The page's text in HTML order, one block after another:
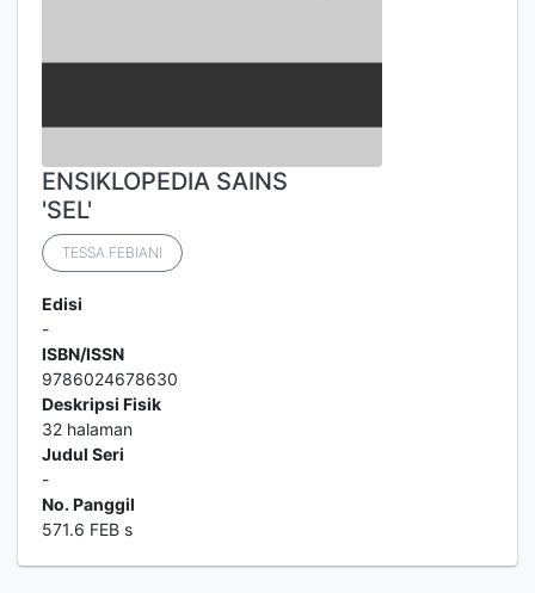
ENSIKLOPEDIA SAINS
'SEL'
TESSA FEBIANI
Edisi
-
ISBN/ISSN
9786024678630
Deskripsi Fisik
32 halaman
Judul Seri
-
No. Panggil
571.6 FEB s